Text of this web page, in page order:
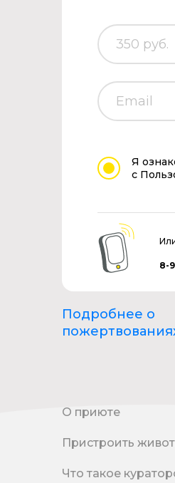
Я
с
8-
Подробнее о
О приюте
Пристроить
Что такое